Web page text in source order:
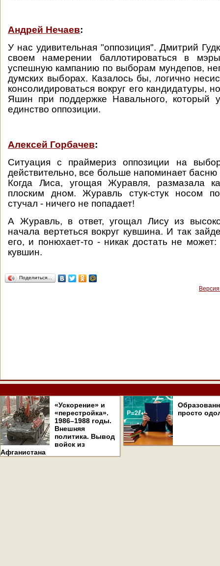
Андрей Нечаев:
У нас удивительная "оппозиция". Дмитрий
своем намерении баллотироваться в
успешную кампанию по выборам мундепов,
думских выборах. Казалось бы, логично
консолидироваться вокруг его кандидатуры,
Яшин при поддержке Навального, который
единство оппозиции.
Алексей Горбачев:
Ситуация с праймериз оппозиции на
действительно, все больше напоминает
Когда Лиса, угощая Журавля, размазала
плоским дном. Журавль стук-стук носом
стучал - ничего не попадает!
А Журавль, в ответ, угощал Лису из
начала вертеться вокруг кувшина. И так
его, и понюхает-то - никак достать не
кувшин.
Поделиться…
«Ускорение» и
«перестройка».
1986–1988 годы.
Внешняя
политика. Вывод
войск из
Афганистана
просто